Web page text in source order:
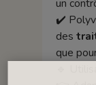
un
✔️
des
que